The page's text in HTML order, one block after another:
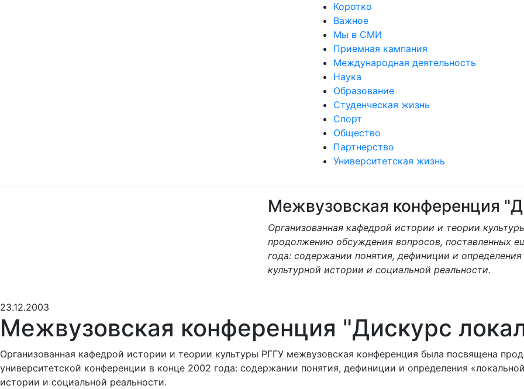
Коротко
Важное
Мы в СМИ
Приемная кампания
Международная деятельность
Наука
Образование
Студенческая жизнь
Спорт
Общество
Партнерство
Университетская жизнь
Межвузовская конференция
Организованная кафедрой истории и теории
продолжению обсуждения вопросов, поставленных
года: содержании понятия, дефиниции и
культурной истории и социальной реальности.
23.12.2003
Межвузовская конференция "Дискурс
Организованная кафедрой истории и теории культуры РГГУ межвузовская конференция была посвящена
университетской конференции в конце 2002 года: содержании понятия, дефиниции и определения
истории и социальной реальности.